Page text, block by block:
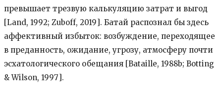
превышает трезвую калькуляцию затрат и выгод
[Land, 1992; Zuboff, 2019]. Батай распознал бы здесь
аффективный избыток: возбуждение, переходящее
в преданность, ожидание, угрозу, атмосферу почти
эсхатологического обещания [Bataille, 1988b; Botting
& Wilson, 1997].